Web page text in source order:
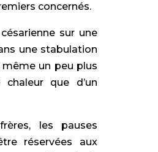
concernés.
sur une
une stabulation
même un peu plus
que d’un
les pauses
réservées aux